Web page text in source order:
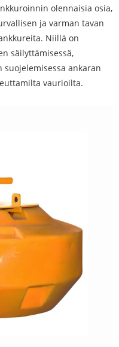
olennaisia ​​osia,
ja varman tavan
Niillä on
säilyttämisessä,
ankaran
vaurioilta.